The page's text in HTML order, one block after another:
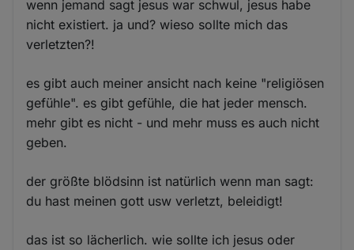
wenn jemand sagt jesus war schwul, jesus habe
nicht existiert. ja und? wieso sollte mich das
verletzten?!
es gibt auch meiner ansicht nach keine "religiösen
gefühle". es gibt gefühle, die hat jeder mensch.
mehr gibt es nicht - und mehr muss es auch nicht
geben.
der größte blödsinn ist natürlich wenn man sagt:
du hast meinen gott usw verletzt, beleidigt!
das ist so lächerlich. wie sollte ich jesus oder